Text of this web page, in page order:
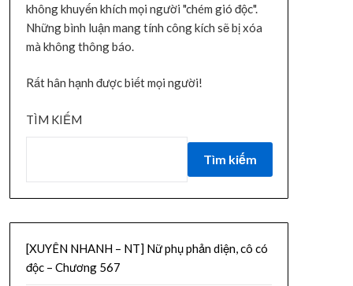
không khuyến khích mọi người "chém gió độc".
Những bình luận mang tính công kích sẽ bị xóa
mà không thông báo.
Rất hân hạnh được biết mọi người!
TÌM KIẾM
Tìm kiếm
[XUYÊN NHANH – NT] Nữ phụ phản diện, cô có
độc – Chương 567